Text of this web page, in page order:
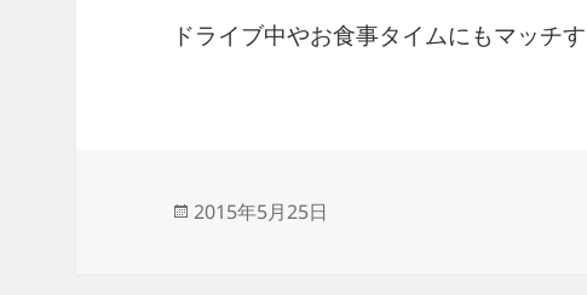
ドライブ中やお食事タイムにもマッチ
投
2015年5月25日